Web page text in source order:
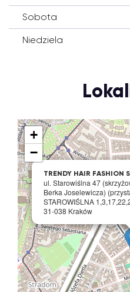
Sobota
Niedziela
TRENDY HAIR
ul. Starowiślna 47
Berka Joselewicza)
STAROWIŚLNA
31-038 Kraków
+
−